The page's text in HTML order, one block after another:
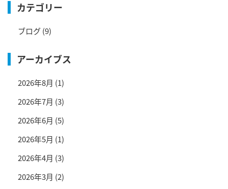
カテゴリー
ブログ(9)
アーカイブス
2026年8月 (1)
2026年7月 (3)
2026年6月 (5)
2026年5月 (1)
2026年4月 (3)
2026年3月 (2)